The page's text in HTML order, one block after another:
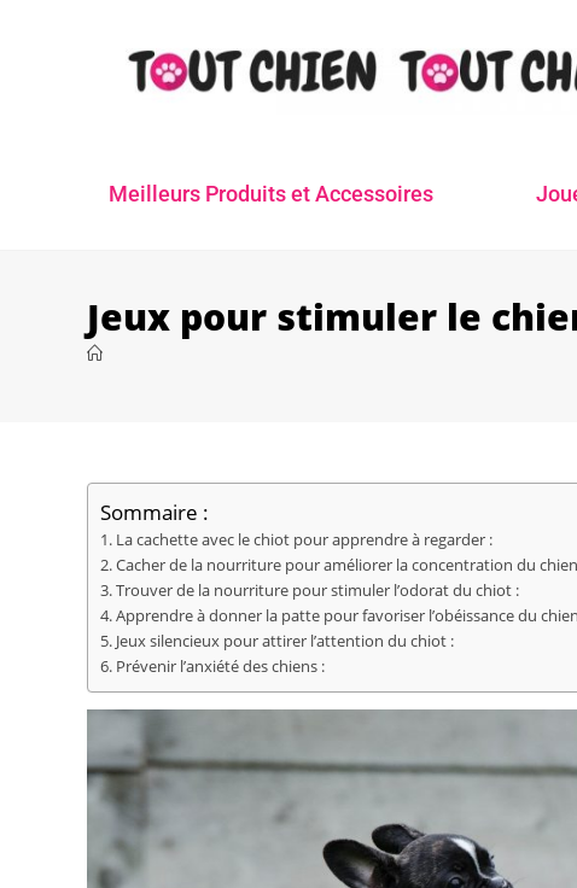
Meilleurs Produits et Accessoires
Jeux pour stimuler le
Sommaire :
1. La cachette avec le chiot pour apprendre à regarder :
2. Cacher de la nourriture pour améliorer la concentration du
3. Trouver de la nourriture pour stimuler l’odorat du chiot :
4. Apprendre à donner la patte pour favoriser l’obéissance du
5. Jeux silencieux pour attirer l’attention du chiot :
6. Prévenir l’anxiété des chiens :